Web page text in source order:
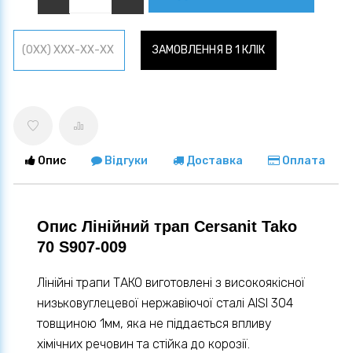
ЗАМОВЛЕННЯ В 1 КЛІК
Опис Відгуки Доставка Оплата
Опис Лінійний трап Cersanit Tako
70 S907-009
Лінійні трапи ТАКО виготовлені з високоякісної
низьковуглецевої нержавіючої сталі AISI 304
товщиною 1мм, яка не піддається впливу
хімічних речовин та стійка до корозії.